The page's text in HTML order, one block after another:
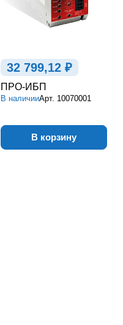
32 799,12 ₽
ПРО-ИБП
В наличииАрт. 10070001
В корзину